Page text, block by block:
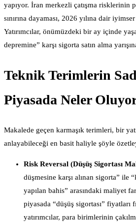
yapıyor. İran merkezli çatışma risklerinin
sınırına dayaması, 2026 yılına dair iyimser
Yatırımcılar, önümüzdeki bir ay içinde
depremine” karşı sigorta satın alma
Teknik Terimlerin
Piyasada Neler
Makalede geçen karmaşık terimleri, bir
anlayabileceği en basit haliyle şöyle
Risk Reversal (Düşüş Sigortası
düşmesine karşı alınan sigorta” ile
yapılan bahis” arasındaki maliyet
piyasada “düşüş sigortası” fiyatları
yatırımcılar, para birimlerinin